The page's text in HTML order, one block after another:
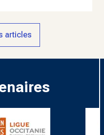
articles